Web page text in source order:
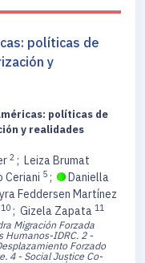
políticas de
y
políticas de
y realidades
2 ; Leiza Brumat
Ceriani 5 ;
Daniella
Feddersen Martínez
10 ; Gizela Zapata 11
Migración Forzada
Humanos-IDRC. 2 -
Forzado
4 - Social Justice Co-